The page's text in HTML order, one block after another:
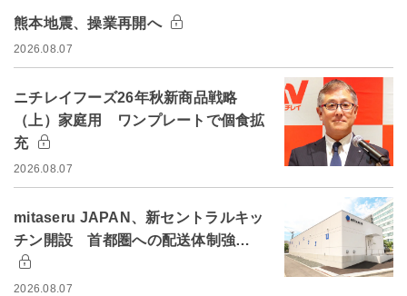
熊本地震、操業再開へ
2026.08.07
ニチレイフーズ26年秋新商品戦略
（上）家庭用 ワンプレートで個食拡
充
2026.08.07
mitaseru JAPAN、新セントラルキッ
チン開設 首都圏への配送体制強…
2026.08.07